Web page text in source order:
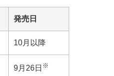
発売日
10月以降
9月26日 ※